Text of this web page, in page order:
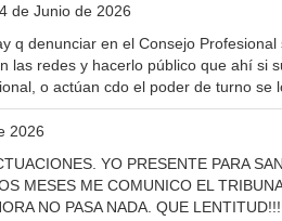
de Junio de 2026
q denunciar en el Consejo
las redes y hacerlo público que ahí si
o actúan cdo el poder de turno se
2026
YO PRESENTE PARA
MESES ME COMUNICO EL
NO PASA NADA. QUE